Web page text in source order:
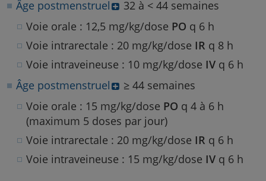
Âge postmenstruel
32 à < 44 semaines
Voie orale : 12,5 mg/kg/dose PO q 6 h
Voie intrarectale : 20 mg/kg/dose IR q 8 h
Voie intraveineuse : 10 mg/kg/dose IV q 6 h
Âge postmenstruel
≥ 44 semaines
Voie orale : 15 mg/kg/dose PO q 4 à 6 h
(maximum 5 doses par jour)
Voie intrarectale : 20 mg/kg/dose IR q 6 h
Voie intraveineuse : 15 mg/kg/dose IV q 6 h